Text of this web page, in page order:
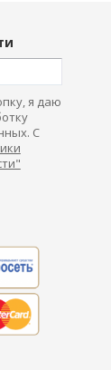
я даю
С